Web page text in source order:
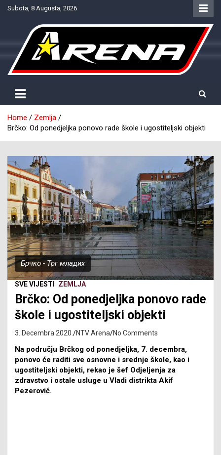
SkipSubota, 8 Augusta, 2026
NTV Arena
Home
Zemlja
Brčko: Od ponedjeljka ponovo rade škole i ugostiteljski objekti
Брчко - Трг младих
SVE VIJESTI ZEMLJA
Brčko: Od ponedjeljka ponovo rade
škole i ugostiteljski objekti
3. Decembra 2020. NTV Arena No Comments
Na području Brčkog od ponedjeljka, 7. decembra,
ponovo će raditi sve osnovne i srednje škole, kao i
ugostiteljski objekti, rekao je šef Odjeljenja za
zdravstvo i ostale usluge u Vladi distrikta Akif
Pezerović.